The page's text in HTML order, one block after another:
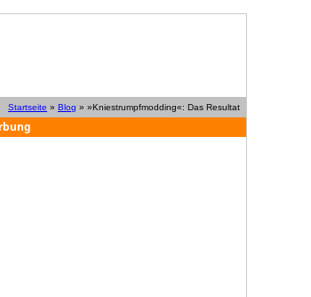
Startseite » Blog » »Kniestrumpfmodding«: Das Resultat